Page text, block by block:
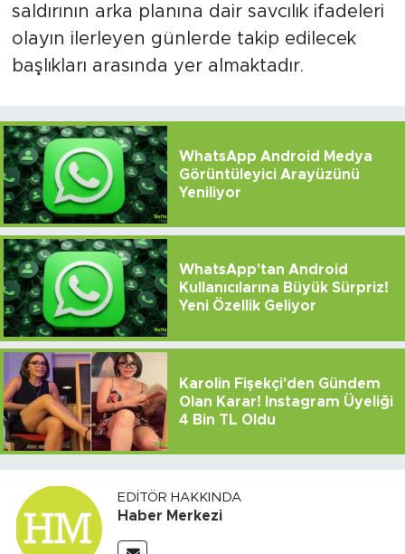
saldırının arka planına dair savcılık ifadeleri
olayın ilerleyen günlerde takip edilecek
başlıkları arasında yer almaktadır.
WhatsApp Android Medya
Görüntüleyici Arayüzünü
Yeniliyor
WhatsApp'tan Android
Kullanıcılarına Büyük Sürpriz!
Yeni Özellik Geliyor
Karolin Fişekçi'den Gündem
Olan Karar! Instagram Üyeliği
4 Bin TL Oldu
EDITÖR HAKKINDA
Haber Merkezi